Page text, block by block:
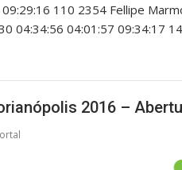
110 2354 Fellipe
04:34:56 04:01:57 09:34:17
2016 –